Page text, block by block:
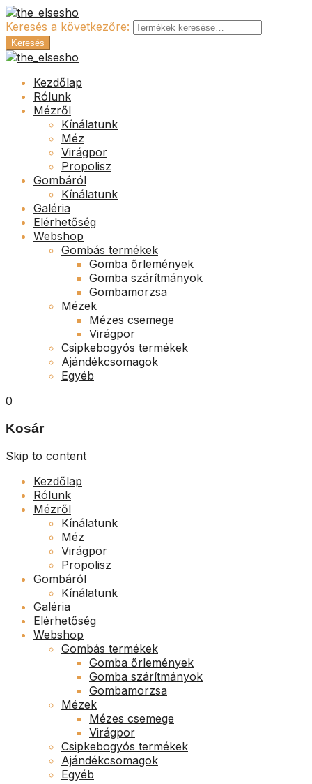
Keresés a következőre:
Keresés
Kezdőlap
Rólunk
Mézről
Kínálatunk
Méz
Virágpor
Propolisz
Gombáról
Kínálatunk
Galéria
Elérhetőség
Webshop
Gombás termékek
Gomba őrlemények
Gomba szárítmányok
Gombamorzsa
Mézek
Mézes csemege
Virágpor
Csipkebogyós termékek
Ajándékcsomagok
Egyéb
0
Kosár
Skip to content
Kezdőlap
Rólunk
Mézről
Kínálatunk
Méz
Virágpor
Propolisz
Gombáról
Kínálatunk
Galéria
Elérhetőség
Webshop
Gombás termékek
Gomba őrlemények
Gomba szárítmányok
Gombamorzsa
Mézek
Mézes csemege
Virágpor
Csipkebogyós termékek
Ajándékcsomagok
Egyéb